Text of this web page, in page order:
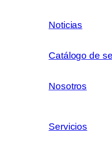
Noticias
Catálogo de
Nosotros
Servicios